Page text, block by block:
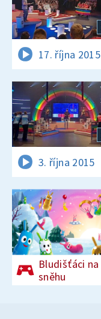
17. října 2015
3. října 2015
Bludišťáci na
sněhu